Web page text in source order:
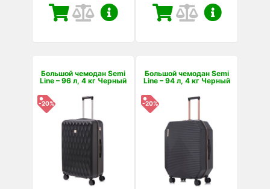
Большой чемодан Semi
Line – 96 л, 4 кг Черный
-20%
Большой чемодан Semi
Line – 94 л, 4 кг Черный
-20%